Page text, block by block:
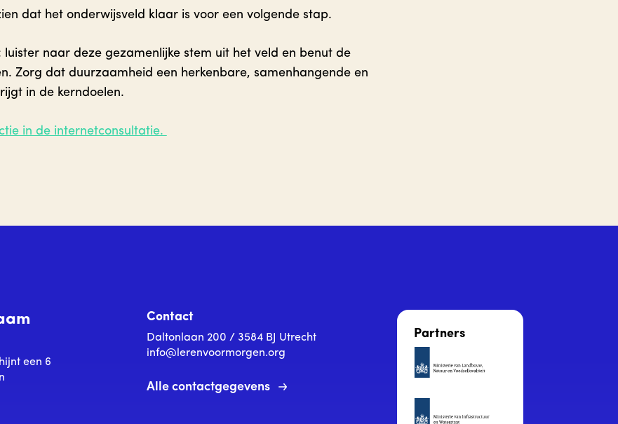
dat het onderwijsveld klaar is voor een volgende stap.
luister naar deze gezamenlijke stem uit het veld en benut de
Zorg dat duurzaamheid een herkenbare, samenhangende en
in de kerndoelen.
in de internetconsultatie.
een 6
Contact
Daltonlaan 200 / 3584 BJ Utrecht
info@lerenvoormorgen.org
Alle contactgegevens
Partners